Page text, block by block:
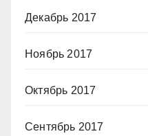
Декабрь 2017
Ноябрь 2017
Октябрь 2017
Сентябрь 2017